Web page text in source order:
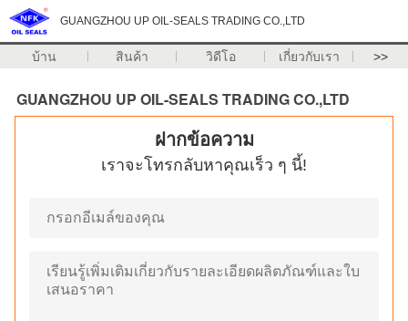
GUANGZHOU UP OIL-SEALS TRADING CO.,LTD
บ้าน สินค้า วิดีโอ เกี่ยวกับเรา >>
GUANGZHOU UP OIL-SEALS TRADING CO.,LTD
ฝากข้อความ
เราจะโทรกลับหาคุณเร็ว ๆ นี้!